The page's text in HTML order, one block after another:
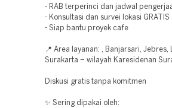
- RAB terperinci dan jadwal
- Konsultasi dan survei lokasi
- Siap bantu proyek cafe
📍 Area layanan: , Banjarsari,
Surakarta – wilayah Karesidenan
Diskusi gratis tanpa komitmen
✨ Sering dipakai oleh: